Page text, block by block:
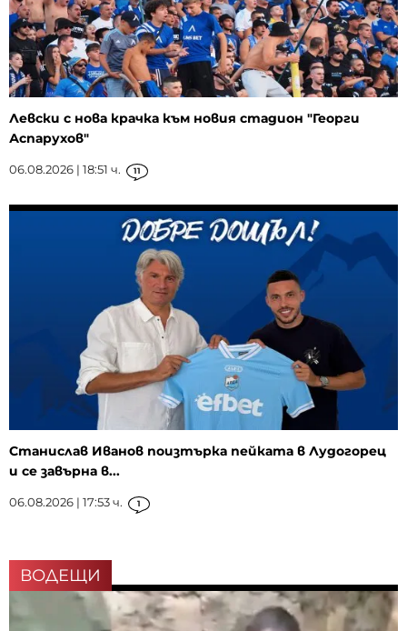
Левски с нова крачка към новия стадион "Георги
Аспарухов"
06.08.2026 | 18:51 ч. 11
Станислав Иванов поизтърка пейката в Лудогорец
и се завърна в...
06.08.2026 | 17:53 ч. 1
ВОДЕЩИ